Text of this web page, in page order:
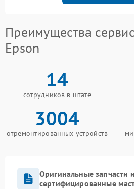
Преимущества
Epson
14
сотрудников в штате
3004
отремонтированных устройств
Оригинальные запчасти и
сертифицированные